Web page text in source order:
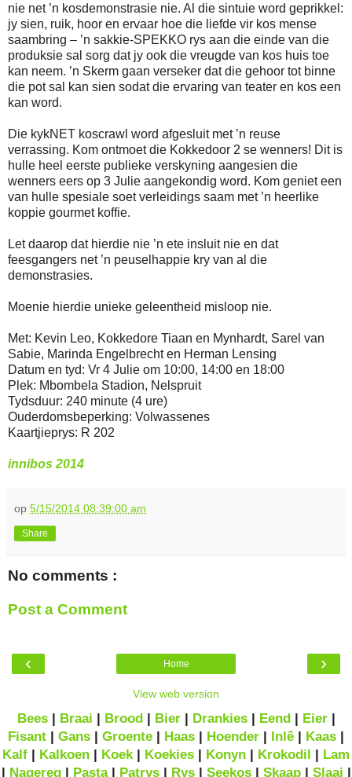
nie net ’n kosdemonstrasie nie. Al die sintuie word geprikkel:
jy sien, ruik, hoor en ervaar hoe die liefde vir kos mense
saambring – ’n sakkie-SPEKKO rys aan die einde van die
produksie sal sorg dat jy ook die vreugde van kos huis toe
kan neem. ’n Skerm gaan verseker dat die gehoor tot binne
die pot sal kan sien sodat die ervaring van teater en kos een
kan word.
Die kykNET koscrawl word afgesluit met ’n reuse
verrassing. Kom ontmoet die Kokkedoor 2 se wenners! Dit is
hulle heel eerste publieke verskyning aangesien die
wenners eers op 3 Julie aangekondig word. Kom geniet een
van hulle spesiale soet verleidings saam met ’n heerlike
koppie gourmet koffie.
Let daarop dat hierdie nie ’n ete insluit nie en dat
feesgangers net ’n peuselhappie kry van al die
demonstrasies.
Moenie hierdie unieke geleentheid misloop nie.
Met: Kevin Leo, Kokkedore Tiaan en Mynhardt, Sarel van
Sabie, Marinda Engelbrecht en Herman Lensing
Datum en tyd: Vr 4 Julie om 10:00, 14:00 en 18:00
Plek: Mbombela Stadion, Nelspruit
Tydsduur: 240 minute (4 ure)
Ouderdomsbeperking: Volwassenes
Kaartjieprys: R 202
innibos 2014
op 5/15/2014 08:39:00 am
Share
No comments :
Post a Comment
‹ ›
Home
View web version
Bees| Braai | Brood| Bier| Drankies| Eend| Eier|
Fisant | Gans | Groente | Haas | Hoender | Inlê | Kaas |
Kalf | Kalkoen | Koek | Koekies | Konyn | Krokodil | Lam
| Nagereg| Pasta| Patrys| Rys| Seekos| Skaap| Slaai |